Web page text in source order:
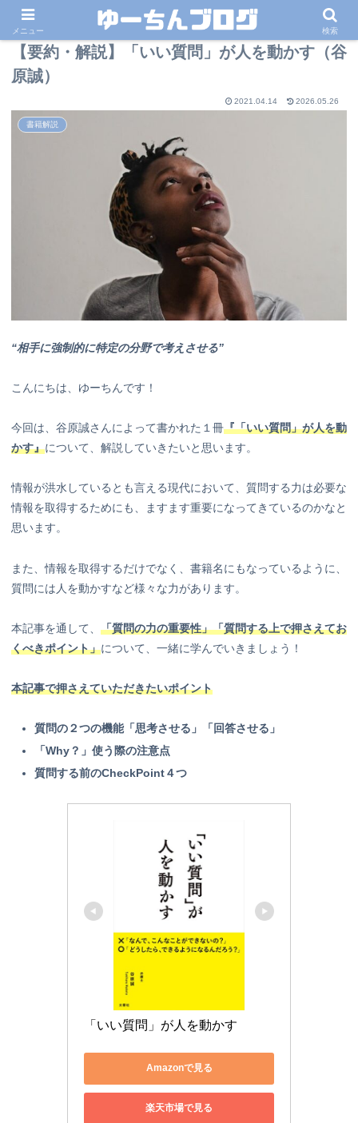
【要約・解説】「いい質問」が人を動かす（谷
原誠）
2021.04.14 2026.05.26
書籍解説
“相手に強制的に特定の分野で考えさせる”
こんにちは、ゆーちんです！
今回は、谷原誠さんによって書かれた１冊『「いい質問」が人を動
かす』について、解説していきたいと思います。
情報が洪水しているとも言える現代において、質問する力は必要な
情報を取得するためにも、ますます重要になってきているのかなと
思います。
また、情報を取得するだけでなく、書籍名にもなっているように、
質問には人を動かすなど様々な力があります。
本記事を通して、 「質問の力の重要性」「質問する上で押さえてお
くべきポイント」について、一緒に学んでいきましょう！
本記事で押さえていただきたいポイント
質問の２つの機能「思考させる」「回答させる」
「Why？」使う際の注意点
質問する前のCheckPoint４つ
「いい質問」が人を動かす
Amazonで見る
楽天市場で見る
メニュー 検索